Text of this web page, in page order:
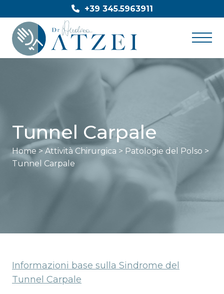
to
content
+39 345.5963911
Tunnel Carpale
Home > Attività Chirurgica > Patologie del Polso >
Tunnel Carpale
Informazioni base sulla Sindrome del
Tunnel Carpale